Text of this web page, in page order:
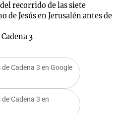
recorrido de las siete
de Jesús en Jerusalén antes de
3
Cadena 3 en Google
Cadena 3 en